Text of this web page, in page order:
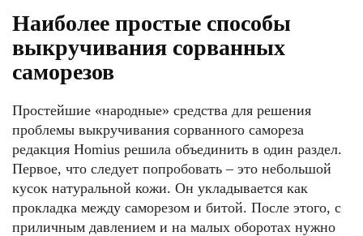
Наиболее простые способы
выкручивания сорванных
саморезов
Простейшие «народные» средства для решения
проблемы выкручивания сорванного самореза
редакция Homius решила объединить в один раздел.
Первое, что следует попробовать – это небольшой
кусок натуральной кожи. Он укладывается как
прокладка между саморезом и битой. После этого, с
приличным давлением и на малых оборотах нужно